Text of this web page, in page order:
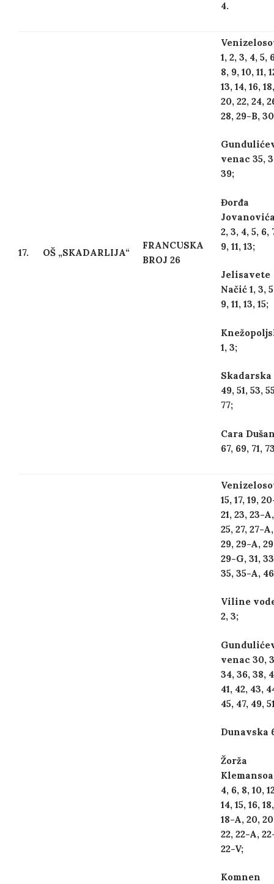
4.
17. OŠ „SKADARLIJA“
FRANCUSKA
BROJ 26
1, 2, 3, 4, 5,
8, 9, 10, 11,
13, 14, 16, 18,
20, 22, 24,
28, 29-B,
venac 35,
39;
Đorđa
2, 3, 4, 5, 6,
9, 11, 13;
Jelisavete
Načić 1, 3,
9, 11, 13, 15;
1, 3;
Skadarska
49, 51, 53,
77;
Cara
67, 69, 71,
15, 17, 19,
21, 23, 23-A,
25, 27, 27-A,
29, 29-A,
29-G, 31,
35, 35-A,
Viline
2, 3;
venac 30,
34, 36, 38,
41, 42, 43,
45, 47, 49,
Dunavska
Žorža
Klemansoa
4, 6, 8, 10,
14, 15, 16, 18,
18-A, 20,
22, 22-A,
22-V;
Komnen